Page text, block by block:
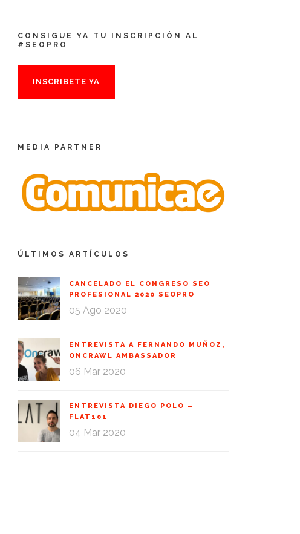
CONSIGUE YA TU INSCRIPCIÓN AL
#SEOPRO
INSCRIBETE YA
MEDIA PARTNER
ÚLTIMOS ARTÍCULOS
CANCELADO EL CONGRESO SEO
PROFESIONAL 2020 SEOPRO
05 Ago 2020
ENTREVISTA A FERNANDO MUÑOZ,
ONCRAWL AMBASSADOR
06 Mar 2020
ENTREVISTA DIEGO POLO –
FLAT101
04 Mar 2020